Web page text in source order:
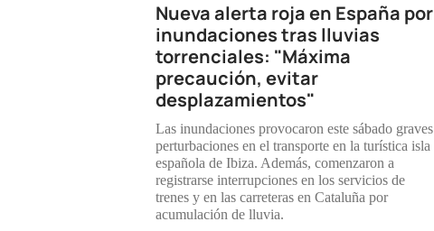
Nueva alerta roja en España por
inundaciones tras lluvias
torrenciales: "Máxima
precaución, evitar
desplazamientos"
Las inundaciones provocaron este sábado graves
perturbaciones en el transporte en la turística isla
española de Ibiza. Además, comenzaron a
registrarse interrupciones en los servicios de
trenes y en las carreteras en Cataluña por
acumulación de lluvia.